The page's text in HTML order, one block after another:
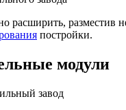
расширить, разместив
постройки.
модули